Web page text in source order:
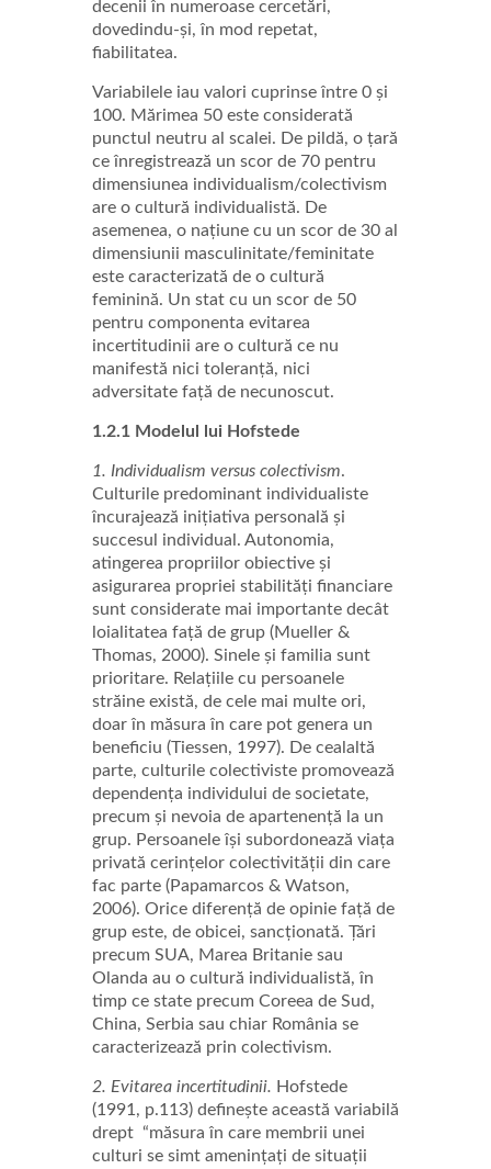
decenii în numeroase cercetări,
dovedindu-și, în mod repetat,
fiabilitatea.
Variabilele iau valori cuprinse între 0 și
100. Mărimea 50 este considerată
punctul neutru al scalei. De pildă, o țară
ce înregistrează un scor de 70 pentru
dimensiunea individualism/colectivism
are o cultură individualistă. De
asemenea, o națiune cu un scor de 30 al
dimensiunii masculinitate/feminitate
este caracterizată de o cultură
feminină. Un stat cu un scor de 50
pentru componenta evitarea
incertitudinii are o cultură ce nu
manifestă nici toleranță, nici
adversitate față de necunoscut.
1.2.1 Modelul lui Hofstede
1. Individualism versus colectivism.
Culturile predominant individualiste
încurajează inițiativa personală și
succesul individual. Autonomia,
atingerea propriilor obiective și
asigurarea propriei stabilități financiare
sunt considerate mai importante decât
loialitatea față de grup (Mueller &
Thomas, 2000). Sinele și familia sunt
prioritare. Relațiile cu persoanele
străine există, de cele mai multe ori,
doar în măsura în care pot genera un
beneficiu (Tiessen, 1997). De cealaltă
parte, culturile colectiviste promovează
dependența individului de societate,
precum și nevoia de apartenență la un
grup. Persoanele își subordonează viața
privată cerințelor colectivității din care
fac parte (Papamarcos & Watson,
2006). Orice diferență de opinie față de
grup este, de obicei, sancționată. Țări
precum SUA, Marea Britanie sau
Olanda au o cultură individualistă, în
timp ce state precum Coreea de Sud,
China, Serbia sau chiar România se
caracterizează prin colectivism.
2. Evitarea incertitudinii. Hofstede
(1991, p.113) definește această variabilă
drept “măsura în care membrii unei
culturi se simt amenințați de situații